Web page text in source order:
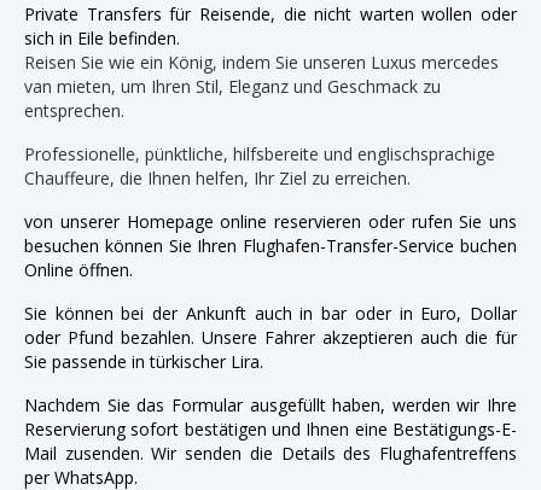
Private Transfers für Reisende, die nicht warten wollen oder
sich in Eile befinden.
Reisen Sie wie ein König, indem Sie unseren Luxus mercedes
van mieten, um Ihren Stil, Eleganz und Geschmack zu
entsprechen.
Professionelle, pünktliche, hilfsbereite und englischsprachige
Chauffeure, die Ihnen helfen, Ihr Ziel zu erreichen.
von unserer Homepage online reservieren oder rufen Sie uns
besuchen können Sie Ihren Flughafen-Transfer-Service buchen
Online öffnen.
Sie können bei der Ankunft auch in bar oder in Euro, Dollar
oder Pfund bezahlen. Unsere Fahrer akzeptieren auch die für
Sie passende in türkischer Lira.
Nachdem Sie das Formular ausgefüllt haben, werden wir Ihre
Reservierung sofort bestätigen und Ihnen eine Bestätigungs-E-
Mail zusenden. Wir senden die Details des Flughafentreffens
per WhatsApp.